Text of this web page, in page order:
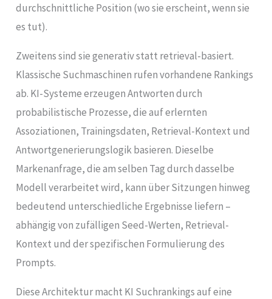
durchschnittliche Position (wo sie erscheint, wenn sie
es tut).
Zweitens sind sie generativ statt retrieval-basiert.
Klassische Suchmaschinen rufen vorhandene Rankings
ab. KI-Systeme erzeugen Antworten durch
probabilistische Prozesse, die auf erlernten
Assoziationen, Trainingsdaten, Retrieval-Kontext und
Antwortgenerierungslogik basieren. Dieselbe
Markenanfrage, die am selben Tag durch dasselbe
Modell verarbeitet wird, kann über Sitzungen hinweg
bedeutend unterschiedliche Ergebnisse liefern –
abhängig von zufälligen Seed-Werten, Retrieval-
Kontext und der spezifischen Formulierung des
Prompts.
Diese Architektur macht KI Suchrankings auf eine